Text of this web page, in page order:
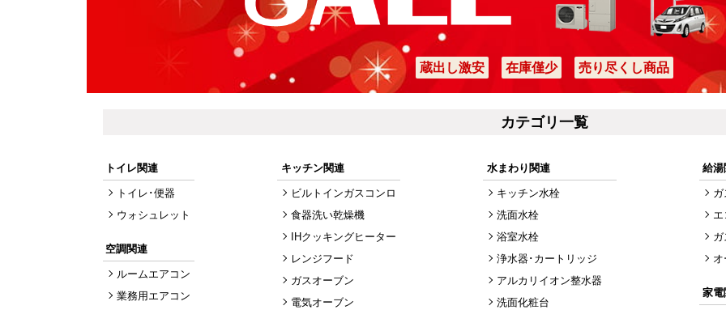
蔵出し激安 在庫僅少 売り尽くし商品
カテゴリ一覧
トイレ関連
トイレ･便器
ウォシュレット
空調関連
ルームエアコン
業務用エアコン
キッチン関連
ビルトインガスコンロ
食器洗い乾燥機
IHクッキングヒーター
レンジフード
ガスオーブン
電気オーブン
水まわり関連
キッチン水栓
洗面水栓
浴室水栓
浄水器･カートリッジ
アルカリイオン整水器
洗面化粧台
給湯
家電